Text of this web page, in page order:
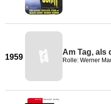
1959
Am Tag, als
Rolle: Werner